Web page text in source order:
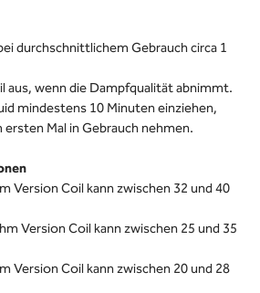
durchschnittlichem Gebrauch circa 1
aus, wenn die Dampfqualität abnimmt.
mindestens 10 Minuten einziehen,
Mal in Gebrauch nehmen.
Version Coil kann zwischen 32 und 40
Version Coil kann zwischen 25 und 35
Version Coil kann zwischen 20 und 28